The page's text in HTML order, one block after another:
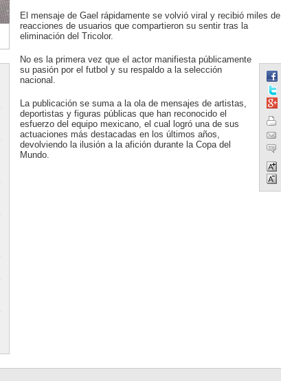
El mensaje de Gael rápidamente se volvió viral y recibió miles de
reacciones de usuarios que compartieron su sentir tras la
eliminación del Tricolor.
No es la primera vez que el actor manifiesta públicamente
su pasión por el futbol y su respaldo a la selección
nacional.
La publicación se suma a la ola de mensajes de artistas,
deportistas y figuras públicas que han reconocido el
esfuerzo del equipo mexicano, el cual logró una de sus
actuaciones más destacadas en los últimos años,
devolviendo la ilusión a la afición durante la Copa del
Mundo.